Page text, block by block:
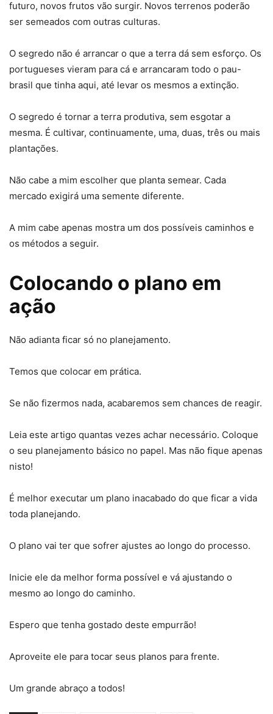
futuro, novos frutos vão surgir. Novos terrenos poderão
ser semeados com outras culturas.
O segredo não é arrancar o que a terra dá sem esforço. Os
portugueses vieram para cá e arrancaram todo o pau-
brasil que tinha aqui, até levar os mesmos a extinção.
O segredo é tornar a terra produtiva, sem esgotar a
mesma. É cultivar, continuamente, uma, duas, três ou mais
plantações.
Não cabe a mim escolher que planta semear. Cada
mercado exigirá uma semente diferente.
A mim cabe apenas mostra um dos possíveis caminhos e
os métodos a seguir.
Colocando o plano em
ação
Não adianta ficar só no planejamento.
Temos que colocar em prática.
Se não fizermos nada, acabaremos sem chances de reagir.
Leia este artigo quantas vezes achar necessário. Coloque
o seu planejamento básico no papel. Mas não fique apenas
nisto!
É melhor executar um plano inacabado do que ficar a vida
toda planejando.
O plano vai ter que sofrer ajustes ao longo do processo.
Inicie ele da melhor forma possível e vá ajustando o
mesmo ao longo do caminho.
Espero que tenha gostado deste empurrão!
Aproveite ele para tocar seus planos para frente.
Um grande abraço a todos!